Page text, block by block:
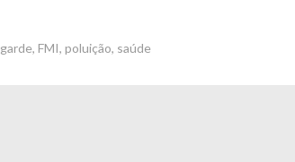
, FMI, poluição, saúde